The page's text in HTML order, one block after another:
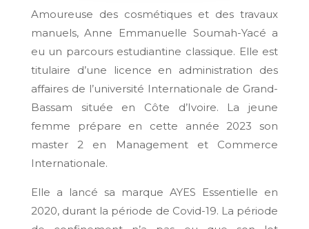
Amoureuse des cosmétiques et des travaux
manuels, Anne Emmanuelle Soumah-Yacé a
eu un parcours estudiantine classique. Elle est
titulaire d’une licence en administration des
affaires de l’université Internationale de Grand-
Bassam située en Côte d’Ivoire. La jeune
femme prépare en cette année 2023 son
master 2 en Management et Commerce
Internationale.
Elle a lancé sa marque AYES Essentielle en
2020, durant la période de Covid-19. La période